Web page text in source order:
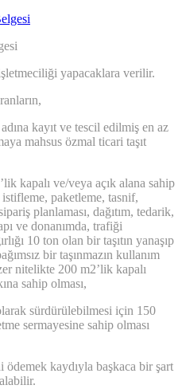
yapacaklara verilir.
kayıt ve tescil edilmiş en az
mahsus özmal ticari taşıt
kapalı ve/veya açık alana sahip
paketleme, tasnif,
planlaması, dağıtım, tedarik,
ve donanımda, trafiği
10 ton olan bir taşıtın yanaşıp
bir taşınmazın kullanım
nitelikte 200 m2’lik kapalı
sahip olması,
sürdürülebilmesi için 150
sermayesine sahip olması
kaydıyla başkaca bir şart